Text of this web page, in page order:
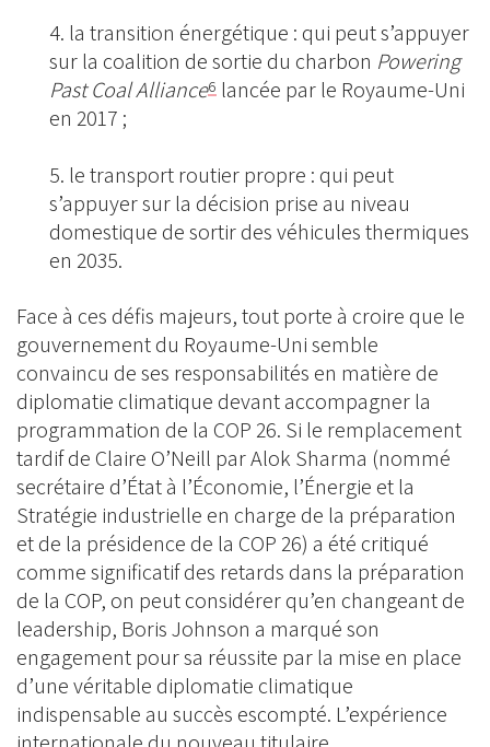
la transition énergétique : qui peut s’appuyer
sur la coalition de sortie du charbon Powering
Past Coal Alliance6 lancée par le Royaume-Uni
en 2017 ;
le transport routier propre : qui peut
s’appuyer sur la décision prise au niveau
domestique de sortir des véhicules thermiques
en 2035.
Face à ces défis majeurs, tout porte à croire que le
gouvernement du Royaume-Uni semble
convaincu de ses responsabilités en matière de
diplomatie climatique devant accompagner la
programmation de la COP 26. Si le remplacement
tardif de Claire O’Neill par Alok Sharma (nommé
secrétaire d’État à l’Économie, l’Énergie et la
Stratégie industrielle en charge de la préparation
et de la présidence de la COP 26) a été critiqué
comme significatif des retards dans la préparation
de la COP, on peut considérer qu’en changeant de
leadership, Boris Johnson a marqué son
engagement pour sa réussite par la mise en place
d’une véritable diplomatie climatique
indispensable au succès escompté. L’expérience